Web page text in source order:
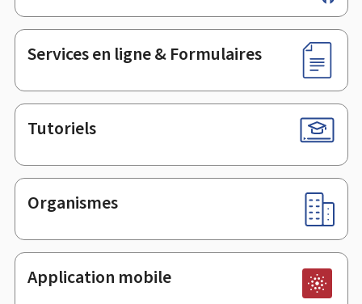
de
page
Services en ligne & Formulaires
Tutoriels
Organismes
Application mobile